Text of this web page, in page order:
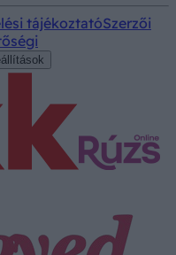
tájékoztatóSzerzői